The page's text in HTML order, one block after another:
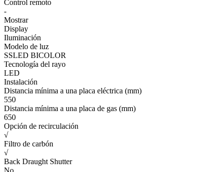
Control remoto
-
Mostrar
Display
Iluminación
Modelo de luz
SSLED BICOLOR
Tecnología del rayo
LED
Instalación
Distancia mínima a una placa eléctrica (mm)
550
Distancia mínima a una placa de gas (mm)
650
Opción de recirculación
√
Filtro de carbón
√
Back Draught Shutter
No